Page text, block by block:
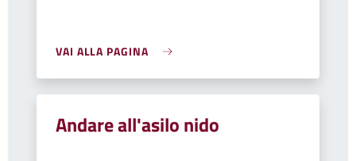
VAI ALLA PAGINA
Andare all'asilo nido